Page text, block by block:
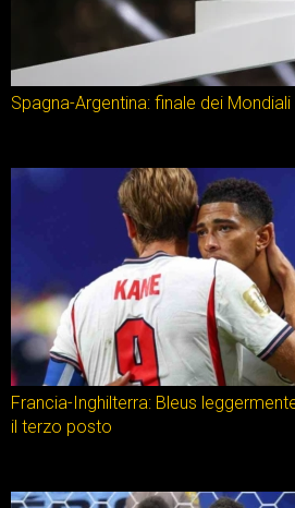
Spagna-Argentina: finale dei
Francia-Inghilterra: Bleus
il terzo posto